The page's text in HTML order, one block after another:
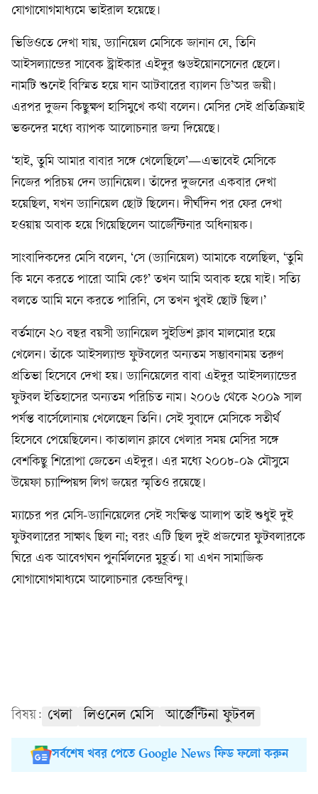
যোগাযোগমাধ্যমে ভাইরাল হয়েছে।
ভিডিওতে দেখা যায়, ড্যানিয়েল মেসিকে জানান যে, তিনি
আইসল্যান্ডের সাবেক স্ট্রাইকার এইদুর গুডইয়োনসেনের ছেলে।
নামটি শুনেই বিস্মিত হয়ে যান আটবারের ব্যালন ডি’অর জয়ী।
এরপর দুজন কিছুক্ষণ হাসিমুখে কথা বলেন। মেসির সেই প্রতিক্রিয়াই
ভক্তদের মধ্যে ব্যাপক আলোচনার জন্ম দিয়েছে।
‘হাই, তুমি আমার বাবার সঙ্গে খেলেছিলে’—এভাবেই মেসিকে
নিজের পরিচয় দেন ড্যানিয়েল। তাঁদের দুজনের একবার দেখা
হয়েছিল, যখন ড্যানিয়েল ছোট ছিলেন। দীর্ঘদিন পর ফের দেখা
হওয়ায় অবাক হয়ে গিয়েছিলেন আর্জেন্টিনার অধিনায়ক।
সাংবাদিকদের মেসি বলেন, ‘সে (ড্যানিয়েল) আমাকে বলেছিল, ‘তুমি
কি মনে করতে পারো আমি কে?’ তখন আমি অবাক হয়ে যাই। সত্যি
বলতে আমি মনে করতে পারিনি, সে তখন খুবই ছোট ছিল।’
বর্তমানে ২০ বছর বয়সী ড্যানিয়েল সুইডিশ ক্লাব মালমোর হয়ে
খেলেন। তাঁকে আইসল্যান্ড ফুটবলের অন্যতম সম্ভাবনাময় তরুণ
প্রতিভা হিসেবে দেখা হয়। ড্যানিয়েলের বাবা এইদুর আইসল্যান্ডের
ফুটবল ইতিহাসের অন্যতম পরিচিত নাম। ২০০৬ থেকে ২০০৯ সাল
পর্যন্ত বার্সেলোনায় খেলেছেন তিনি। সেই সুবাদে মেসিকে সতীর্থ
হিসেবে পেয়েছিলেন। কাতালান ক্লাবে খেলার সময় মেসির সঙ্গে
বেশকিছু শিরোপা জেতেন এইদুর। এর মধ্যে ২০০৮-০৯ মৌসুমে
উয়েফা চ্যাম্পিয়ন্স লিগ জয়ের স্মৃতিও রয়েছে।
ম্যাচের পর মেসি-ড্যানিয়েলের সেই সংক্ষিপ্ত আলাপ তাই শুধুই দুই
ফুটবলারের সাক্ষাৎ ছিল না; বরং এটি ছিল দুই প্রজন্মের ফুটবলারকে
ঘিরে এক আবেগঘন পুনর্মিলনের মুহূর্ত। যা এখন সামাজিক
যোগাযোগমাধ্যমে আলোচনার কেন্দ্রবিন্দু।
বিষয়: খেলা লিওনেল মেসি আর্জেন্টিনা ফুটবল
সর্বশেষ খবর পেতে Google News ফিড ফলো করুন